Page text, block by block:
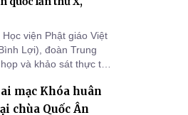
viện Phật giáo Việt
Lợi), đoàn Trung
và khảo sát thực tế
kỳ 2026-2031.
mạc Khóa huân
chùa Quốc Ân